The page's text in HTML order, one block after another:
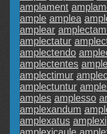
amplament
ample amplea
amplear
amplectatur
amplectendo
amplectentes
amplectimur
amplectuntur
amples amplesso
amplexandum
amplexatus amplexi